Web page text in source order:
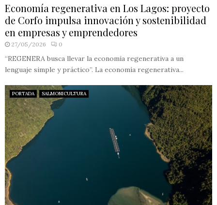
Economía regenerativa en Los Lagos: proyecto
de Corfo impulsa innovación y sostenibilidad
en empresas y emprendedores
27/05/2026 0
“REGENERA busca llevar la economía regenerativa a un
lenguaje simple y práctico”. La economía regenerativa...
PORTADA SALMONICULTURA